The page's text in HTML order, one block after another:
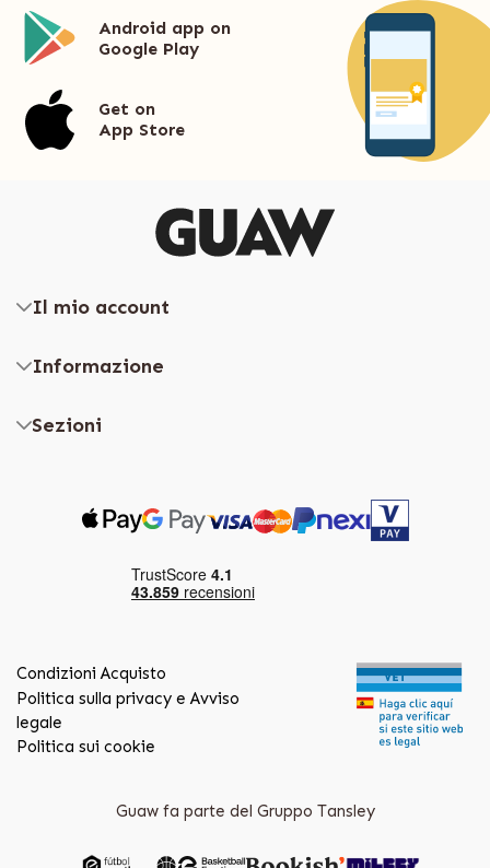
Android app on
Google Play
Get on
App Store
Il mio account
Informazione
Sezioni
Condizioni Acquisto
Politica sulla privacy e Avviso
legale
Politica sui cookie
Guaw fa parte del Gruppo Tansley